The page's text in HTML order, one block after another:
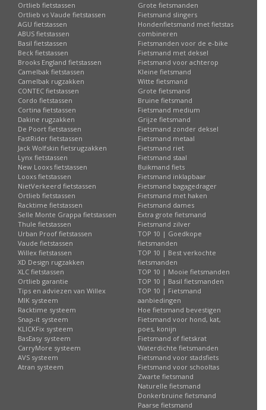
Ortlieb fietstassen
Ortlieb vs Vaude fietstassen
AGU fietstassen
ABUS fietstassen
Basil fietstassen
Beck fietstassen
Brooks England fietstassen
Camelbak fietstassen
Camelbak rugzakken
CONTEC fietstassen
Cordo fietstassen
Cortina fietstassen
Dakine rugzakken
De Poort fietstassen
FastRider fietstassen
Jack Wolfskin fietsrugzakken
Lynx fietstassen
New Looxs fietstassen
Looxs fietstassen
NietVerkeerd fietstassen
Ortlieb fietstassen
Racktime fietstassen
Selle Monte Grappa fietstassen
Thule fietstassen
Urban Proof fietstassen
Vaude fietstassen
Willex fietstassen
XD Design rugzakken
XLC fietstassen
Ortlieb garantie
Tips en adviezen van Willex
MIK systeem
Racktime systeem
Snap-it systeem
KLICKFix systeem
BasEasy systeem
CarryMore systeem
AVS systeem
Atran systeem
Grote fietsmanden
Fietsmand slingers
Hondenfietsmand met fietstas
combineren
Fietsmanden voor de e-bike
Fietsmand met deksel
Fietsmand voor achterop
Kleine fietsmand
Witte fietsmand
Grote fietsmand
Bruine fietsmand
Fietsmand medium
Grijze fietsmand
Fietsmand zonder deksel
Fietsmand metaal
Fietsmand riet
Fietsmand staal
Buikmand fiets
Fietsmand inklapbaar
Fietsmand bagagedrager
Fietsmand met haken
Fietsmand dames
Extra grote fietsmand
Fietsmand zilver
TOP 10 | Goedkope
fietsmanden
TOP 10 | Best verkochte
fietsmanden
TOP 10 | Mooie fietsmanden
TOP 10 | Basil fietsmanden
TOP 10 | Fietsmand
aanbiedingen
Hoe fietsmand bevestigen
Fietsmand voor hond, kat,
poes, konijn
Fietsmand of fietskrat
Waterdichte fietsmanden
Fietsmand voor stadsfiets
Fietsmand voor schooltas
Zwarte fietsmand
Naturelle fietsmand
Donkerbruine fietsmand
Paarse fietsmand